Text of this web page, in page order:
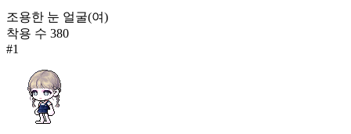
조용한 눈 얼굴(여)
착용 수 380
#1